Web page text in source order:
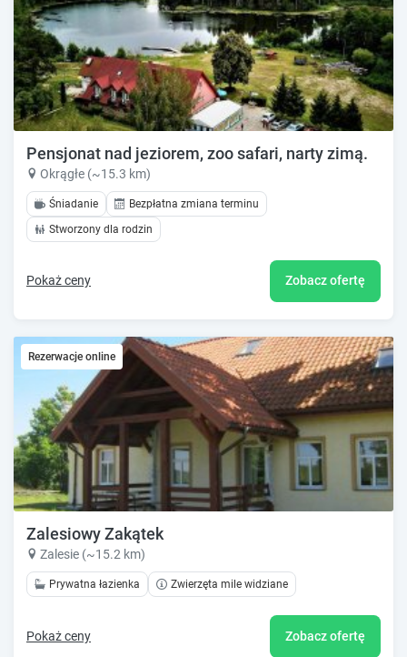
Pensjonat nad jeziorem, zoo safari, narty zimą.
Okrągłe (~15.3 km)
Śniadanie
Bezpłatna zmiana terminu
Stworzony dla rodzin
Pokaż ceny Zobacz ofertę
Rezerwacje online
Zalesiowy Zakątek
Zalesie (~15.2 km)
Prywatna łazienka Zwierzęta mile widziane
Pokaż ceny Zobacz ofertę